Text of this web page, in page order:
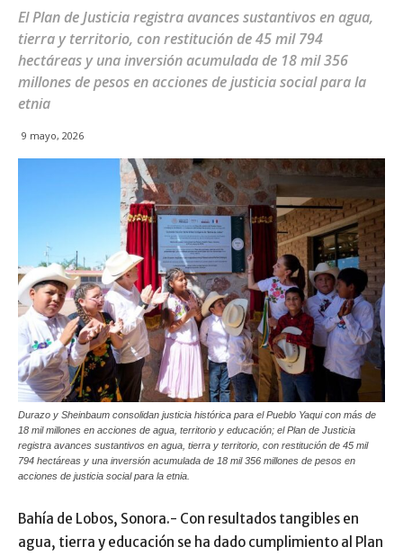
El Plan de Justicia registra avances sustantivos en agua,
tierra y territorio, con restitución de 45 mil 794
hectáreas y una inversión acumulada de 18 mil 356
millones de pesos en acciones de justicia social para la
etnia
9 mayo, 2026
Durazo y Sheinbaum consolidan justicia histórica para el Pueblo Yaqui con más de
18 mil millones en acciones de agua, territorio y educación; el Plan de Justicia
registra avances sustantivos en agua, tierra y territorio, con restitución de 45 mil
794 hectáreas y una inversión acumulada de 18 mil 356 millones de pesos en
acciones de justicia social para la etnia.
Bahía de Lobos, Sonora.- Con resultados tangibles en
agua, tierra y educación se ha dado cumplimiento al Plan